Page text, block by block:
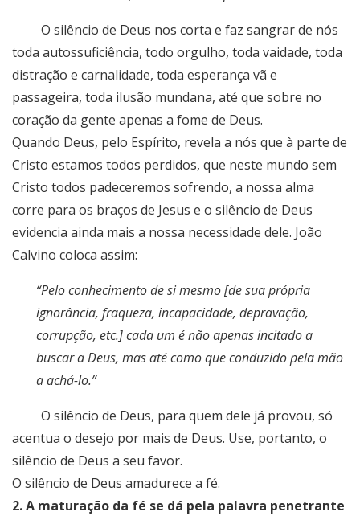
O silêncio de Deus nos corta e faz sangrar de nós
toda autossuficiência, todo orgulho, toda vaidade, toda
distração e carnalidade, toda esperança vã e
passageira, toda ilusão mundana, até que sobre no
coração da gente apenas a fome de Deus.
Quando Deus, pelo Espírito, revela a nós que à parte de
Cristo estamos todos perdidos, que neste mundo sem
Cristo todos padeceremos sofrendo, a nossa alma
corre para os braços de Jesus e o silêncio de Deus
evidencia ainda mais a nossa necessidade dele. João
Calvino coloca assim:
“Pelo conhecimento de si mesmo [de sua própria
ignorância, fraqueza, incapacidade, depravação,
corrupção, etc.] cada um é não apenas incitado a
buscar a Deus, mas até como que conduzido pela mão
a achá-lo.”
O silêncio de Deus, para quem dele já provou, só
acentua o desejo por mais de Deus. Use, portanto, o
silêncio de Deus a seu favor.
O silêncio de Deus amadurece a fé.
2. A maturação da fé se dá pela palavra penetrante